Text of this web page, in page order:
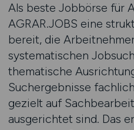
Als beste Jobbörse für
AGRAR.JOBS eine
bereit, die
systematischen
thematische
Suchergebnisse
gezielt auf
ausgerichtet sind. Das